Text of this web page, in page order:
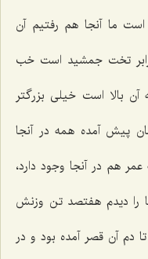
ما آنجا هم رفتیم آن
تخت جمشید است خب
آن بالا است خیلی بزرگتر
پیش آمده همه در آنجا
هم در آنجا وجود دارد،
را دیدم هفتصد تن وزنش
دم آن قصر آمده بود و در